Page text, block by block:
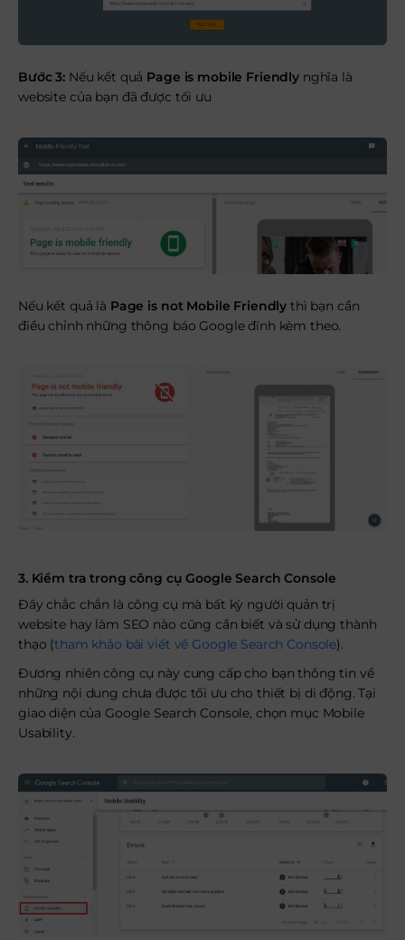
Bước 3: Nếu kết quả Page is mobile Friendly nghĩa là
website của bạn đã được tối ưu
Nếu kết quả là Page is not Mobile Friendly thì bạn cần
điều chỉnh những thông báo Google đính kèm theo.
3. Kiểm tra trong công cụ Google Search Console
Đây chắc chắn là công cụ mà bất kỳ người quản trị
website hay làm SEO nào cũng cần biết và sử dụng thành
thạo (tham khảo bài viết về Google Search Console).
Đương nhiên công cụ này cung cấp cho bạn thông tin về
những nội dung chưa được tối ưu cho thiết bị di động. Tại
giao diện của Google Search Console, chọn mục Mobile
Usability.